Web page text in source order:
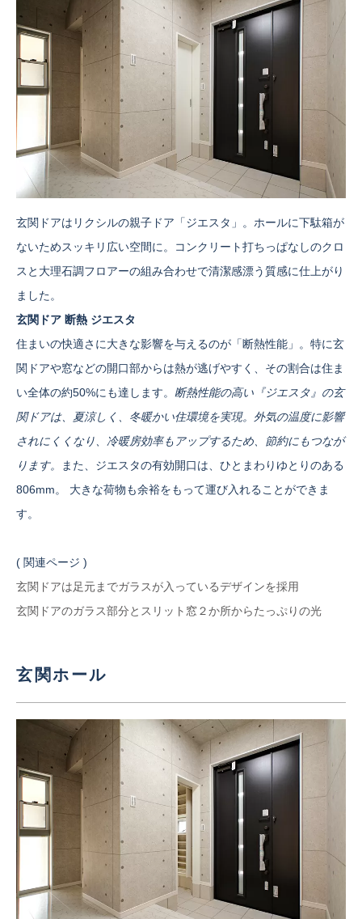
玄関ドアはリクシルの親子ドア「ジエスタ」。ホールに下駄箱が
ないためスッキリ広い空間に。コンクリート打ちっぱなしのクロ
スと大理石調フロアーの組み合わせで清潔感漂う質感に仕上がり
ました。
玄関ドア 断熱 ジエスタ
住まいの快適さに大きな影響を与えるのが「断熱性能」。特に玄
関ドアや窓などの開口部からは熱が逃げやすく、その割合は住ま
い全体の約50%にも達します。 断熱性能の高い『ジエスタ』の玄
関ドアは、夏涼しく、冬暖かい住環境を実現。外気の温度に影響
されにくくなり、冷暖房効率もアップするため、節約にもつなが
ります。
また、ジエスタの有効開口は、ひとまわりゆとりのある
806mm。 大きな荷物も余裕をもって運び入れることができま
す。
( 関連ページ )
玄関ドアは足元までガラスが入っているデザインを採用
玄関ドアのガラス部分とスリット窓２か所からたっぷりの光
玄関ホール